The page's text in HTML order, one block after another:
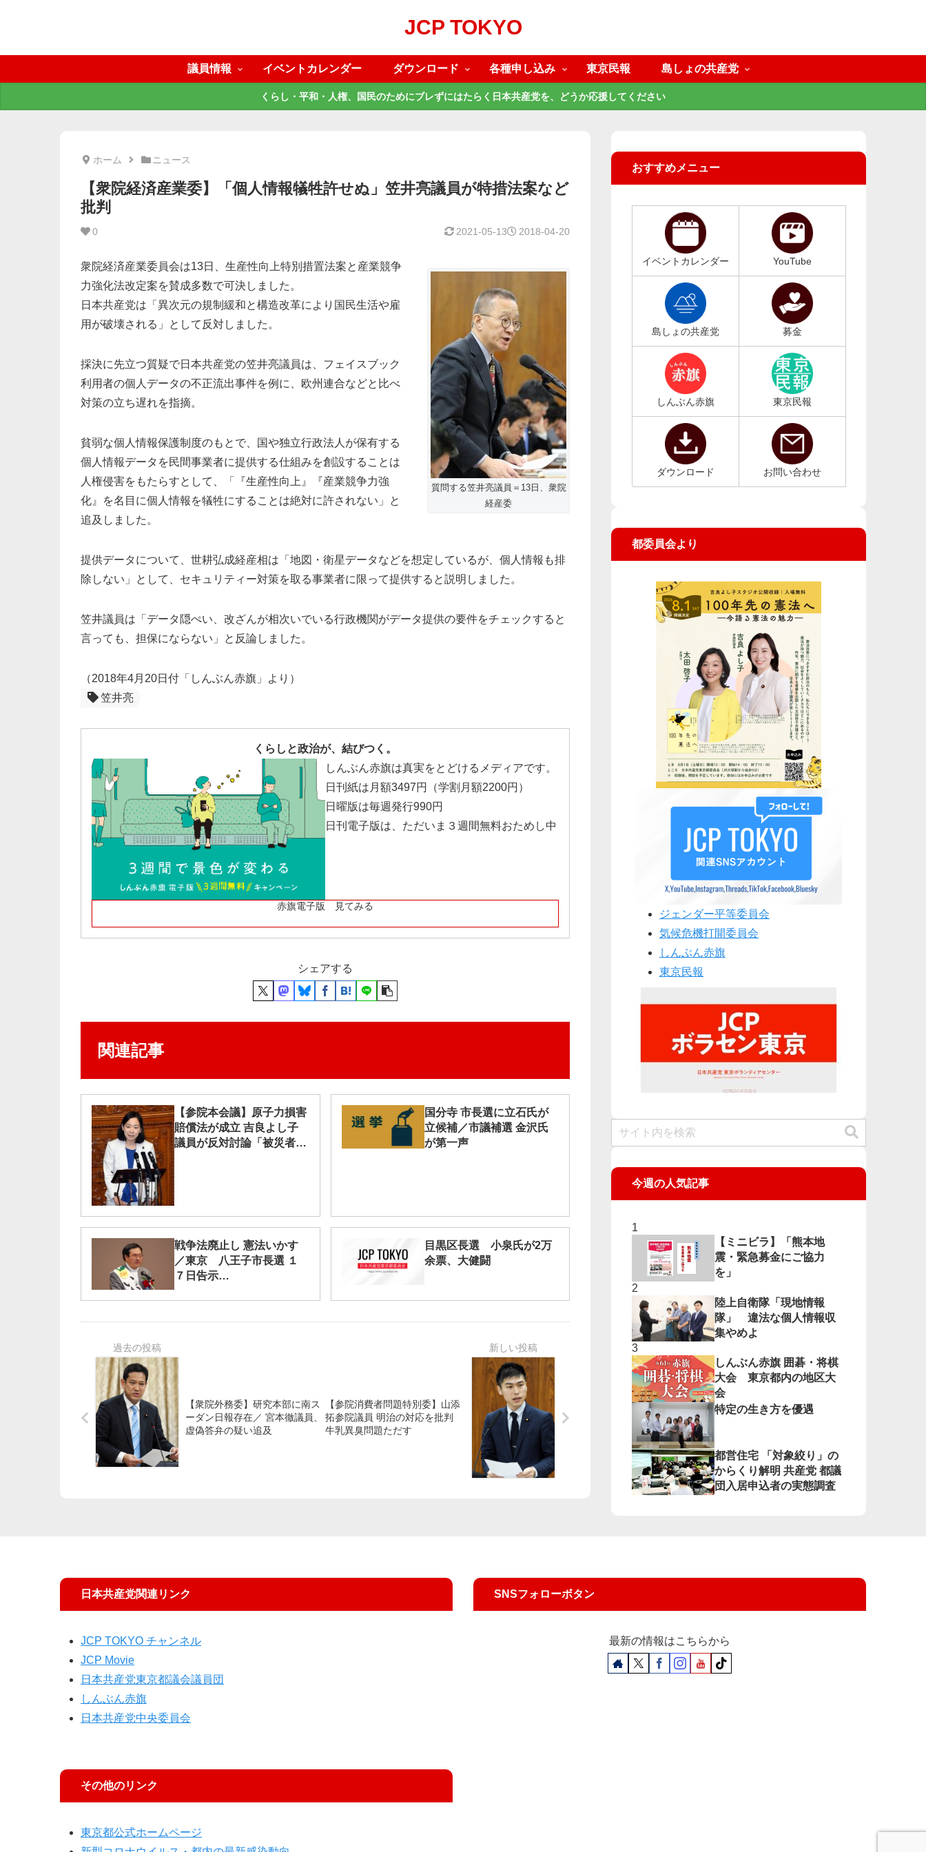
JCP TOKYO
議員情報 イベントカレンダー ダウンロード 各種申し込み 東京民報 島しょの共産党
くらし・平和・人権、国民のためにブレずにはたらく日本共産党を、どうか応援してください
ホーム ニュース
【衆院経済産業委】「個人情報犠牲許せぬ」笠井亮議員が特措法案など
批判
0 2018-04-20
2021-05-13
質問する笠井亮議員＝13日、衆院
経産委
衆院経済産業委員会は13日、生産性向上特別措置法案と産業競争
力強化法改定案を賛成多数で可決しました。
日本共産党は「異次元の規制緩和と構造改革により国民生活や雇
用が破壊される」として反対しました。
採決に先立つ質疑で日本共産党の笠井亮議員は、フェイスブック
利用者の個人データの不正流出事件を例に、欧州連合などと比べ
対策の立ち遅れを指摘。
貧弱な個人情報保護制度のもとで、国や独立行政法人が保有する
個人情報データを民間事業者に提供する仕組みを創設することは
人権侵害をもたらすとして、「『生産性向上』『産業競争力強
化』を名目に個人情報を犠牲にすることは絶対に許されない」と
追及しました。
提供データについて、世耕弘成経産相は「地図・衛星データなどを想定しているが、個人情報も排
除しない」として、セキュリティー対策を取る事業者に限って提供すると説明しました。
笠井議員は「データ隠ぺい、改ざんが相次いでいる行政機関がデータ提供の要件をチェックすると
言っても、担保にならない」と反論しました。
（2018年4月20日付「しんぶん赤旗」より）
笠井亮
くらしと政治が、結びつく。
しんぶん赤旗は真実をとどけるメディアです。
日刊紙は月額3497円（学割月額2200円）
日曜版は毎週発行990円
日刊電子版は、ただいま３週間無料おためし中
赤旗電子版 見てみる
シェアする
関連記事
【参院本会議】原子力損害
賠償法が成立 吉良よし子
議員が反対討論「被災者に
国分寺 市長選に立石氏が
立候補／市議補選 金沢氏
が第一声
戦争法廃止し 憲法いかす
／東京 八王子市長選 １
７日告示
目黒区長選 小泉氏が2万
余票、大健闘
【衆院外務委】研究本部に南ス
ーダン日報存在／ 宮本徹議員、
虚偽答弁の疑い追及
【参院消費者問題特別委】山添
拓参院議員 明治の対応を批判
牛乳異臭問題ただす
おすすめメニュー
イベントカレンダー YouTube
島しょの共産党 募金
しんぶん赤旗 東京民報
ダウンロード お問い合わせ
都委員会より
ジェンダー平等委員会
気候危機打開委員会
しんぶん赤旗
東京民報
今週の人気記事
【ミニビラ】「熊本地
震・緊急募金にご協力
を」
陸上自衛隊「現地情報
隊」 違法な個人情報収
集やめよ
しんぶん赤旗 囲碁・将棋
大会 東京都内の地区大
会
特定の生き方を優遇
都営住宅 「対象絞り」の
からくり解明 共産党 都議
団入居申込者の実態調査
日本共産党関連リンク
JCP TOKYO チャンネル
JCP Movie
日本共産党東京都議会議員団
しんぶん赤旗
日本共産党中央委員会
その他のリンク
東京都公式ホームページ
SNSフォローボタン
最新の情報はこちらから